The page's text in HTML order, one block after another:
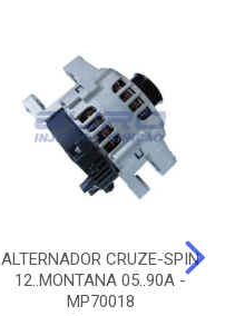
ALTERNADOR CRUZE-SPIN
12..MONTANA 05..90A -
MP70018